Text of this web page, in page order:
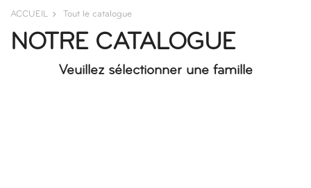
ACCUEIL Tout le catalogue
NOTRE CATALOGUE
Veuillez sélectionner une famille